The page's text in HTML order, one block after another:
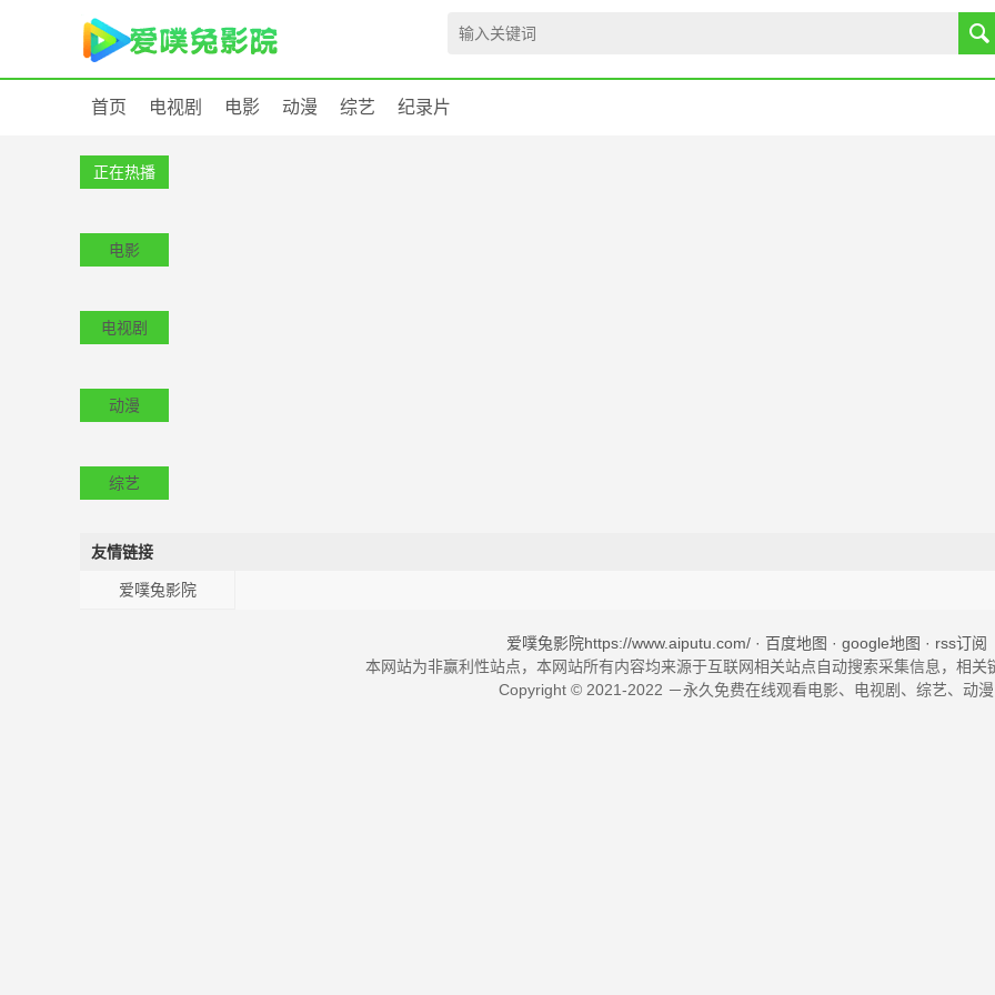
首页 电视剧 电影 动漫 综艺 纪录片
正在热播
电影
电视剧
动漫
综艺
友情链接
爱噗兔影院
爱噗兔影院https://www.aiputu.com/· 百度地图 · google地图 · rss订阅
本网站为非赢利性站点，本网站所有内容均来源于互联网相关站点自动搜索采集信息，相关
Copyright © 2021-2022 －永久免费在线观看电影、电视剧、综艺、动漫